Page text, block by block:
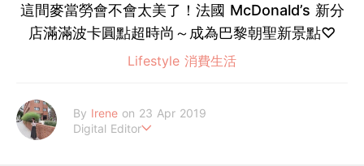
這間麥當勞會不會太美了！法國 McDonald’s 新分
店滿滿波卡圓點超時尚～成為巴黎朝聖新景點♡
Lifestyle 消費生活
By Irene on 23 Apr 2019
Digital Editor